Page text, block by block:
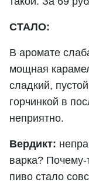
СТАЛО:
В аромате
мощная
сладкий,
горчинкой в
неприятно.
Вердикт:
варка?
пиво стало